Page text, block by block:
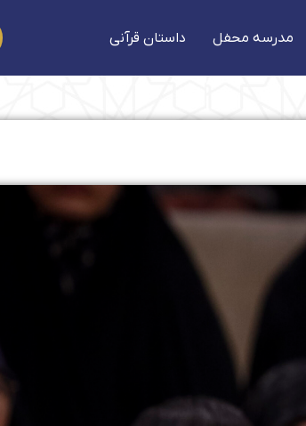
مدرسه محفل داستان قرآنی